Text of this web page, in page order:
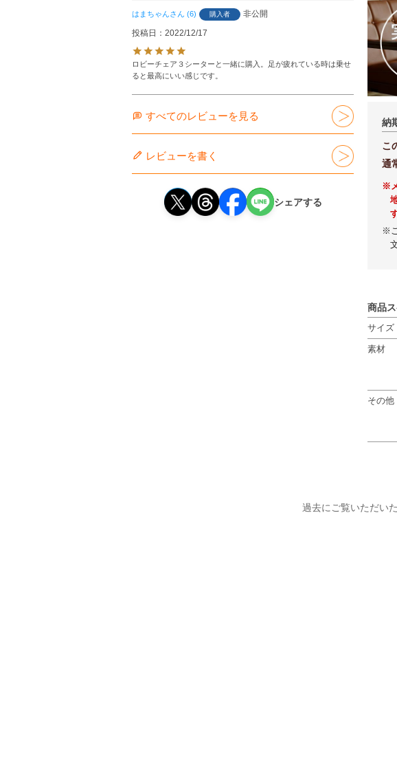
はまちゃん 6 購入者
非公開
投稿日
2022/12/17
ロビーチェア３シーターと一緒に購入。足が疲れている時は乗せ
ると最高にいい感じです。
すべてのレビューを見る
レビューを書く
シェアする
納
こ
通
※
※
商品
サイズ
素材
その他
過去にご覧いただい